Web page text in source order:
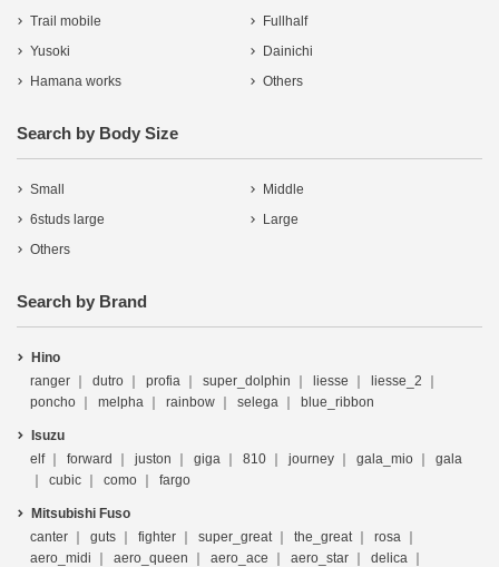
Trail mobile
Fullhalf
Yusoki
Dainichi
Hamana works
Others
Search by Body Size
Small
Middle
6studs large
Large
Others
Search by Brand
Hino
ranger
dutro profia super_dolphin liesse
liesse_2
poncho
melpha rainbow selega blue_ribbon
Isuzu
elf
forward juston giga 810 journey gala_mio
gala
cubic
como fargo
Mitsubishi Fuso
canter
guts fighter super_great the_great
rosa
aero_midi
aero_queen aero_ace aero_star
delica